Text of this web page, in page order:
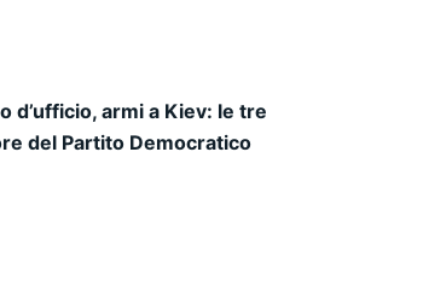
d’ufficio, armi a Kiev: le tre
del Partito Democratico